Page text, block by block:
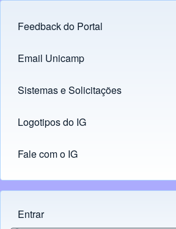
Footer menu
Feedback do Portal
Links
Email Unicamp
(opens in new tab)
Sistemas e Solicitações
(opens in new tab)
Logotipos do IG
(opens in new tab)
Fale com o IG
Menu do usuário
Entrar